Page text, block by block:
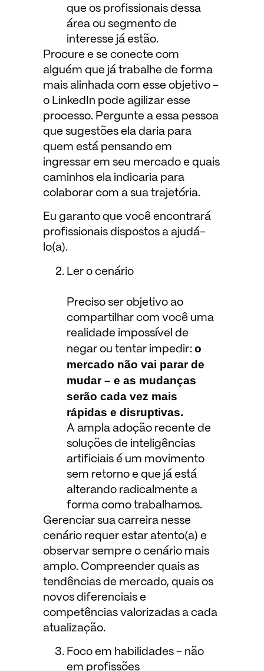
que os profissionais dessa
área ou segmento de
interesse já estão.
Procure e se conecte com
alguém que já trabalhe de forma
mais alinhada com esse objetivo –
o LinkedIn pode agilizar esse
processo. Pergunte a essa pessoa
que sugestões ela daria para
quem está pensando em
ingressar em seu mercado e quais
caminhos ela indicaria para
colaborar com a sua trajetória.
Eu garanto que você encontrará
profissionais dispostos a ajudá-
lo(a).
Ler o cenário
Preciso ser objetivo ao
compartilhar com você uma
realidade impossível de
negar ou tentar impedir: o
mercado não vai parar de
mudar – e as mudanças
serão cada vez mais
rápidas e disruptivas.
A ampla adoção recente de
soluções de inteligências
artificiais é um movimento
sem retorno e que já está
alterando radicalmente a
forma como trabalhamos.
Gerenciar sua carreira nesse
cenário requer estar atento(a) e
observar sempre o cenário mais
amplo. Compreender quais as
tendências de mercado, quais os
novos diferenciais e
competências valorizadas a cada
atualização.
Foco em habilidades – não
em profissões